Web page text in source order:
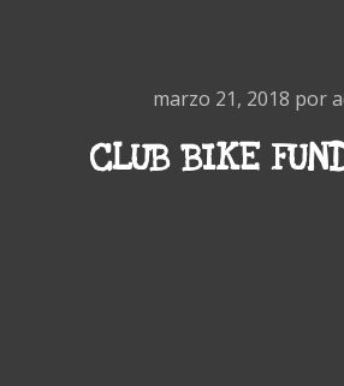
marzo 21, 2018 por
CLUB BIKE